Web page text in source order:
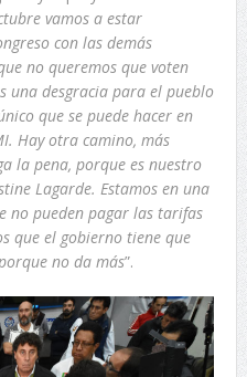
vamos a estar
con las demás
no queremos que voten
una desgracia para el pueblo
que se puede hacer en
Hay otra camino, más
la pena, porque es nuestro
Lagarde. Estamos en una
no pueden pagar las tarifas
que el gobierno tiene que
no da más”.